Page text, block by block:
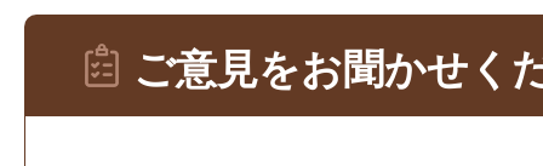
ご意見をお聞かせく